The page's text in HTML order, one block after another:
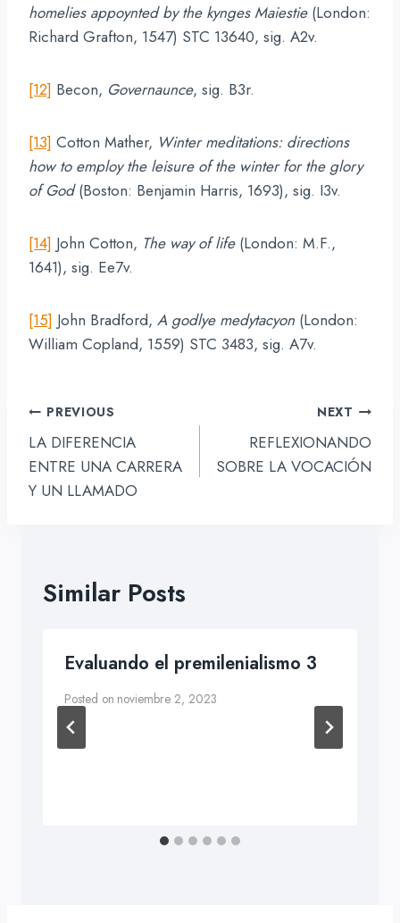
homelies appoynted by the kynges Maiestie(London:
Richard Grafton, 1547) STC 13640, sig. A2v.
[12] Becon, Governaunce, sig. B3r.
[13] Cotton Mather, Winter meditations: directions
how to employ the leisure of the winter for the glory
of God(Boston: Benjamin Harris, 1693), sig. I3v.
[14] John Cotton, The way of life(London: M.F.,
1641), sig. Ee7v.
[15] John Bradford, A godlye medytacyon (London:
William Copland, 1559) STC 3483, sig. A7v.
Navegación
de
entradas
PREVIOUS
LA DIFERENCIA
ENTRE UNA CARRERA
Y UN LLAMADO
NEXT
REFLEXIONANDO
SOBRE LA VOCACIÓN
Similar Posts
Evaluando el premilenialismo 3
Posted on noviembre 2, 2023